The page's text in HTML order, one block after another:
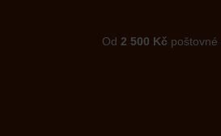
Od 2 500 Kč poštovné